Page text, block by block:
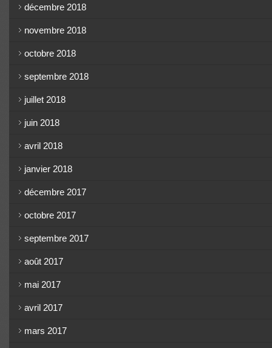
décembre 2018
novembre 2018
octobre 2018
septembre 2018
juillet 2018
juin 2018
avril 2018
janvier 2018
décembre 2017
octobre 2017
septembre 2017
août 2017
mai 2017
avril 2017
mars 2017